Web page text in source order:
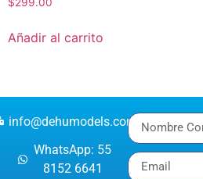
Añadir al carrito
info@dehumodels.com
WhatsApp: 55
8152 6641